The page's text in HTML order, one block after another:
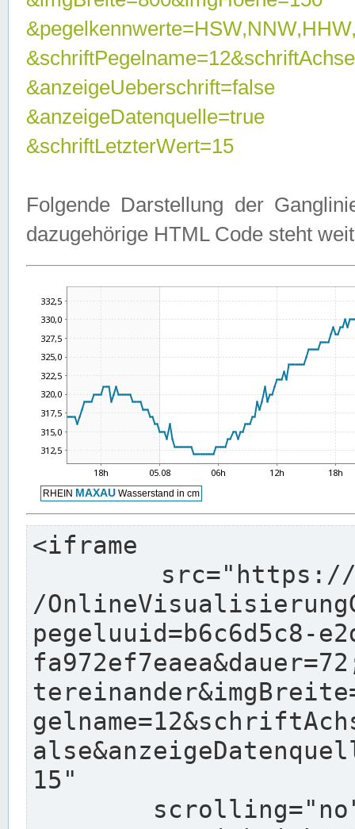
&anzeigeUeberschrift=false
&anzeigeDatenquelle=true
&schriftLetzterWert=15
Folgende Darstellung der
dazugehörige HTML Code steht
<iframe
/
pegeluuid=b6c6d5c8-
15"